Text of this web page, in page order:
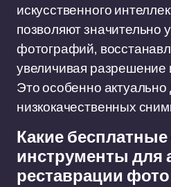
искусственного
позволяют значительно
фотографий,
увеличивая
Это особенно
низкокачественных
Какие
инструменты для
реставрации